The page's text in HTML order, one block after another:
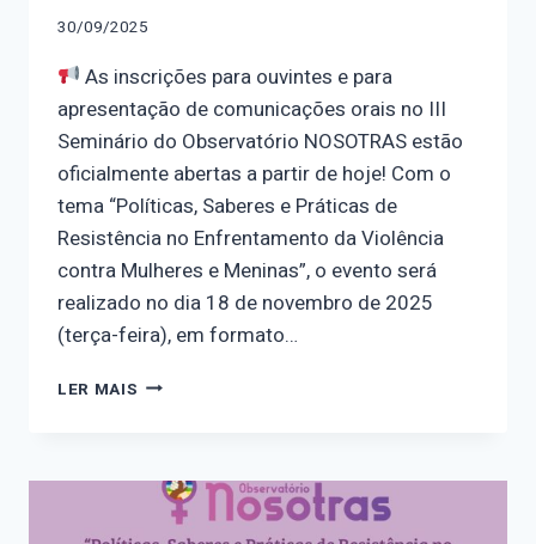
30/09/2025
As inscrições para ouvintes e para
apresentação de comunicações orais no III
Seminário do Observatório NOSOTRAS estão
oficialmente abertas a partir de hoje! Com o
tema “Políticas, Saberes e Práticas de
Resistência no Enfrentamento da Violência
contra Mulheres e Meninas”, o evento será
realizado no dia 18 de novembro de 2025
(terça-feira), em formato…
LER MAIS ESTÃO
PARA